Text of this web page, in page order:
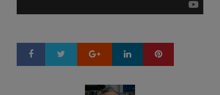
Google+ LinkedIn